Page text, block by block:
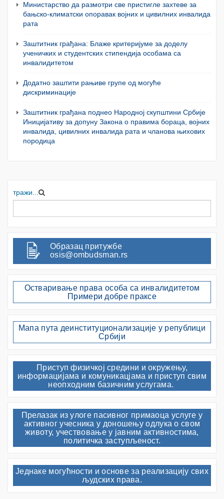
Министарство да размотри све пристигле захтеве за
бањско-климатски опоравак војних и цивилних инвалида
рата
Заштитник грађана: Блаже критеријуме за доделу
ученичких и студентских стипендија особама са
инвалидитетом
Додатно заштити рањиве групе од могуће
дискриминације
Заштитник грађана поднео Народној скупштини Србије
Иницијативу за допуну Закона о правима бораца, војних
инвалида, цивилних инвалида рата и чланова њихових
породица
тражи...
Образац притужбе
osis@ombudsman.rs
Остваривање права особа са инвалидитетом
Примери добре праксе
Мапа пута деинституционализације у републици
Србији
Приступ физичкој средини и окружењу,
информацијама и комуникацјама и приступ свим
неопходним базичним услугама.
Прелазак из улоге пасивног примаоца услуге у
активног учесника у доношењу одлука о свом
животу, учествовање у јавним активностима,
политичка заступљеност.
Једнаке могућности и основе за реализацију свих
људских права.